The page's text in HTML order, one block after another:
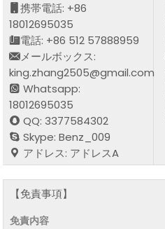
携帯電話: +86
18012695035
電話: +86 512 57888959
メールボックス:
king.zhang2505@gmail.com
Whatsapp:
18012695035
QQ: 3377584302
Skype: Benz_009
アドレス: アドレスA
【免責事項】
免責内容